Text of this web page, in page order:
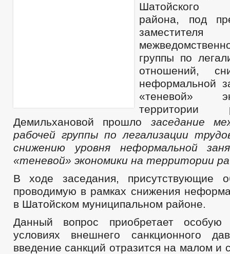
Шатойского
района, под
заместителя
группы по
отношений,
неформальной
«теневой»
Демильхановой прошло заседание
рабочей группы по легализации
снижению уровня неформальной
«теневой» экономики на территории
В ходе заседания, присутствующие
проводимую в рамках снижения
в Шатойском муниципальном районе.
Данный вопрос приобретает особую
условиях внешнего санкционного
введение санкций отразится на малом и